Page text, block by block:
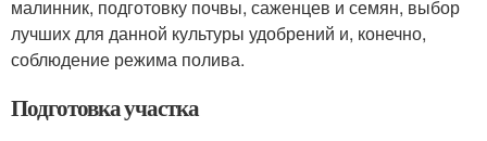
малинник, подготовку почвы, саженцев и семян, выбор
лучших для данной культуры удобрений и, конечно,
соблюдение режима полива.
Подготовка участка